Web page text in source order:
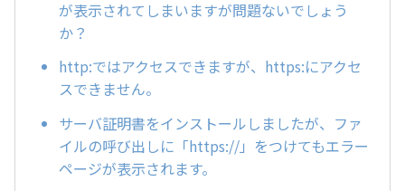
が表示されてしまいますが問題ないでしょう
か？
http:ではアクセスできますが、https:にアクセ
スできません。
サーバ証明書をインストールしましたが、ファ
イルの呼び出しに「https://」をつけてもエラー
ページが表示されます。